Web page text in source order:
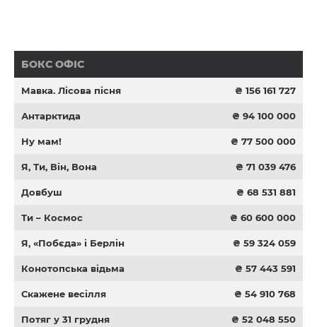
БОКС ОФІС
Мавка. Лісова пісня ₴ 156 161 727
Антарктида ₴ 94 100 000
Ну мам! ₴ 77 500 000
Я, Ти, Він, Вона ₴ 71 039 476
Довбуш ₴ 68 531 881
Ти – Космос ₴ 60 600 000
Я, «Побєда» і Берлін ₴ 59 324 059
Конотопська відьма ₴ 57 443 591
Скажене весілля ₴ 54 910 768
Потяг у 31 грудня ₴ 52 048 550